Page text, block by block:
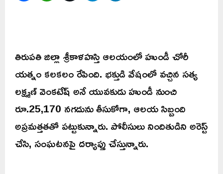
తిరుపతి జిల్లా శ్రీకాళహస్తి ఆలయంలో హుండీ చోరీ
యత్నం కలకలం రేపింది. భక్తుడి వేషంలో వచ్చిన సత్య
లక్ష్మణ్ వెంకటేష్ అనే యువకుడు హుండీ నుంచి
రూ.25,170 నగదును తీసుకోగా, ఆలయ సిబ్బంది
అప్రమత్తతతో పట్టుకున్నారు. పోలీసులు నిందితుడిని అరెస్ట్
చేసి, సంఘటనపై దర్యాప్తు చేస్తున్నారు.